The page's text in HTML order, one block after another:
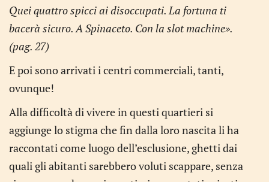
Quei quattro spicci ai disoccupati. La fortuna ti
bacerà sicuro. A Spinaceto. Con la slot machine».
(pag. 27)
E poi sono arrivati i centri commerciali, tanti,
ovunque!
Alla difficoltà di vivere in questi quartieri si
aggiunge lo stigma che fin dalla loro nascita li ha
raccontati come luogo dell’esclusione, ghetti dai
quali gli abitanti sarebbero voluti scappare, senza